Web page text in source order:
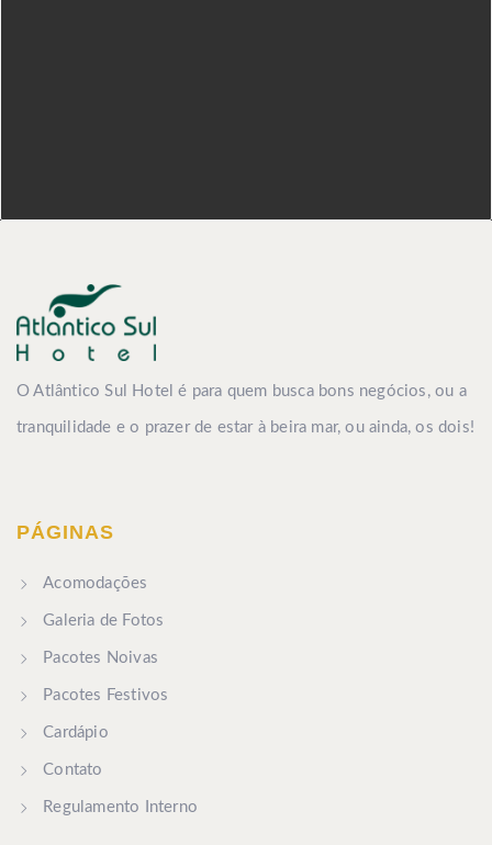
O Atlântico Sul Hotel é para quem busca bons negócios, ou a
tranquilidade e o prazer de estar à beira mar, ou ainda, os dois!
PÁGINAS
Acomodações
Galeria de Fotos
Pacotes Noivas
Pacotes Festivos
Cardápio
Contato
Regulamento Interno